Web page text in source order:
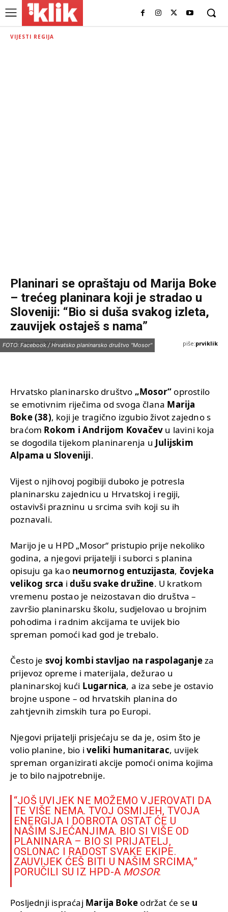
VIJESTI REGIJA
Planinari se opraštaju od Marija Boke
– trećeg planinara koji je stradao u
Sloveniji: “Bio si duša svakog izleta,
zauvijek ostaješ s nama”
10 Oktobra, 2025 piše:prviklik
FOTO: Facebook / Hrvatsko planinarsko društvo "Mosor"
Hrvatsko planinarsko društvo „Mosor“ oprostilo
se emotivnim riječima od svoga člana Marija
Boke (38), koji je tragično izgubio život zajedno s
braćom Rokom i Andrijom Kovačev u lavini koja
se dogodila tijekom planinarenja u Julijskim
Alpama u Sloveniji.
Vijest o njihovoj pogibiji duboko je potresla
planinarsku zajednicu u Hrvatskoj i regiji,
ostavivši prazninu u srcima svih koji su ih
poznavali.
Marijo je u HPD „Mosor“ pristupio prije nekoliko
godina, a njegovi prijatelji i suborci s planina
opisuju ga kao neumornog entuzijasta, čovjeka
velikog srca idušu svake družine. U kratkom
vremenu postao je neizostavan dio društva –
završio planinarsku školu, sudjelovao u brojnim
pohodima i radnim akcijama te uvijek bio
spreman pomoći kad god je trebalo.
Često je svoj kombi stavljao na raspolaganjeza
prijevoz opreme i materijala, dežurao u
planinarskoj kući Lugarnica, a iza sebe je ostavio
brojne uspone – od hrvatskih planina do
zahtjevnih zimskih tura po Europi.
Njegovi prijatelji prisjećaju se da je, osim što je
volio planine, bio iveliki humanitarac, uvijek
spreman organizirati akcije pomoći onima kojima
je to bilo najpotrebnije.
“JOŠ UVIJEK NE MOŽEMO VJEROVATI DA
TE VIŠE NEMA. TVOJ OSMIJEH, TVOJA
ENERGIJA I DOBROTA OSTAT ĆE U
NAŠIM SJEĆANJIMA. BIO SI VIŠE OD
PLANINARA – BIO SI PRIJATELJ,
OSLONAC I RADOST SVAKE EKIPE.
ZAUVIJEK ĆEŠ BITI U NAŠIM SRCIMA,”
PORUČILI SU IZ HPD-A MOSOR.
Posljednji ispraćaj Marija Boke održat će se u